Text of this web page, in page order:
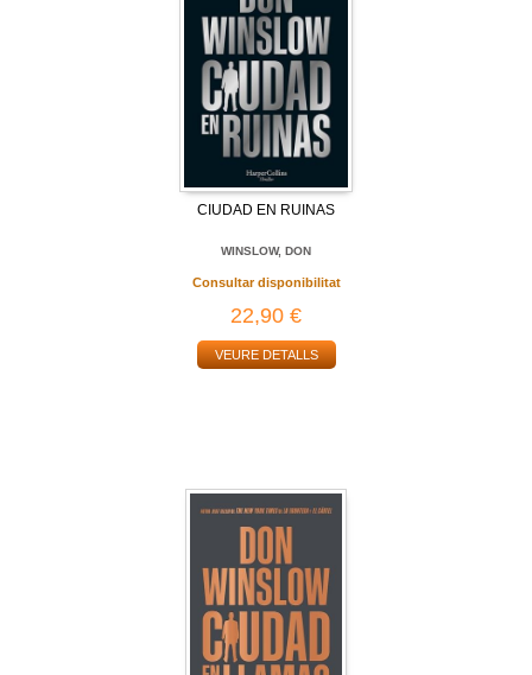
CIUDAD EN RUINAS
WINSLOW, DON
Consultar disponibilitat
22,90 €
VEURE DETALLS